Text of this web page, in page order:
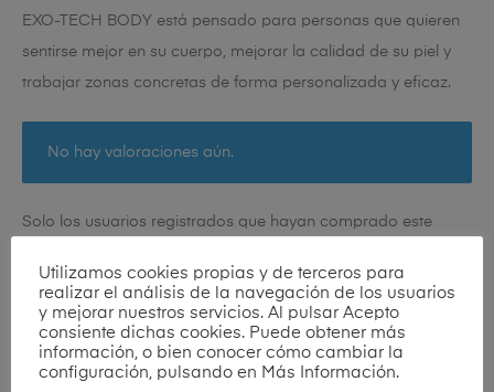
EXO-TECH BODY está pensado para personas que quieren
sentirse mejor en su cuerpo, mejorar la calidad de su piel y
trabajar zonas concretas de forma personalizada y eficaz.
No hay valoraciones aún.
Solo los usuarios registrados que hayan comprado este
Utilizamos cookies propias y de terceros para
realizar el análisis de la navegación de los usuarios
y mejorar nuestros servicios. Al pulsar Acepto
consiente dichas cookies. Puede obtener más
información, o bien conocer cómo cambiar la
configuración, pulsando en Más Información.